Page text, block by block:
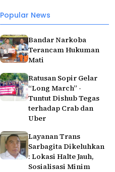
Popular News
Bandar Narkoba
Terancam Hukuman
Mati
Ratusan Sopir Gelar
“Long March” -
Tuntut Dishub Tegas
terhadap Crab dan
Uber
Layanan Trans
Sarbagita Dikeluhkan
: Lokasi Halte Jauh,
Sosialisasi Minim